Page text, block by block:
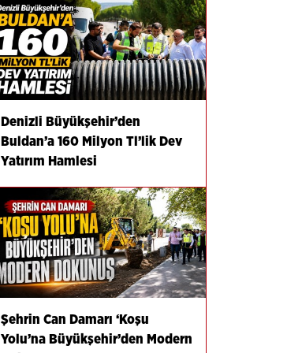
Denizli Büyükşehir’den
Buldan’a 160 Milyon Tl’lik Dev
Yatırım Hamlesi
Şehrin Can Damarı ‘Koşu
Yolu’na Büyükşehir’den Modern